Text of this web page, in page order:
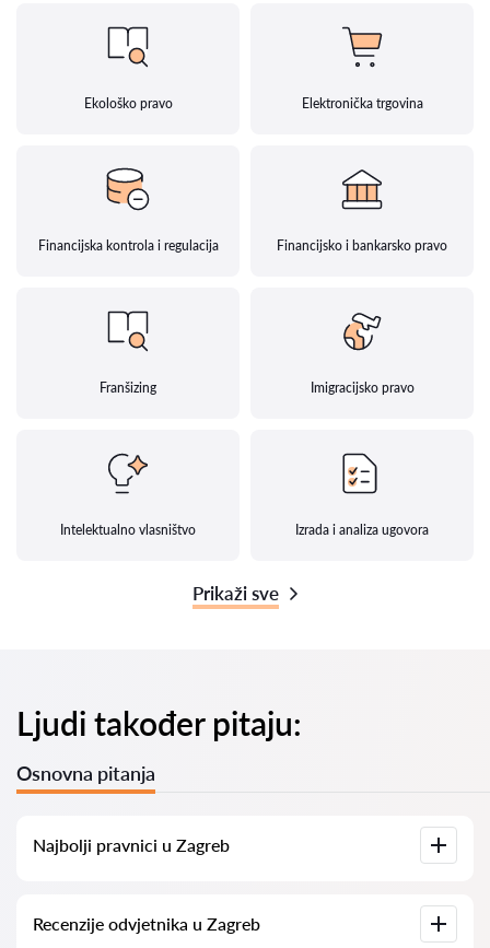
Ekološko pravo Elektronička trgovina
Financijska kontrola i regulacija Financijsko i bankarsko pravo
Franšizing Imigracijsko pravo
Intelektualno vlasništvo Izrada i analiza ugovora
Prikaži sve
Ljudi također pitaju:
Osnovna pitanja
Najbolji pravnici u Zagreb
informacijama. Cijene, recenzije, telefonski brojevi i adrese.
Recenzije odvjetnika u Zagreb